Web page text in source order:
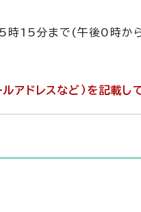
時15分まで(午後0時か
ドレスなど）を記載し